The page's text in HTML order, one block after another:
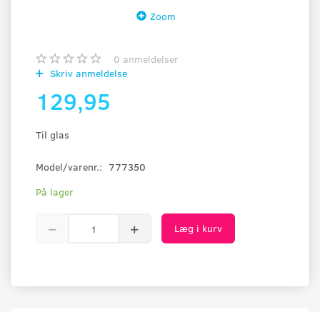
Zoom
0 anmeldelser
Skriv anmeldelse
129,95
Til glas
Model/varenr.: 777350
På lager
Læg i kurv